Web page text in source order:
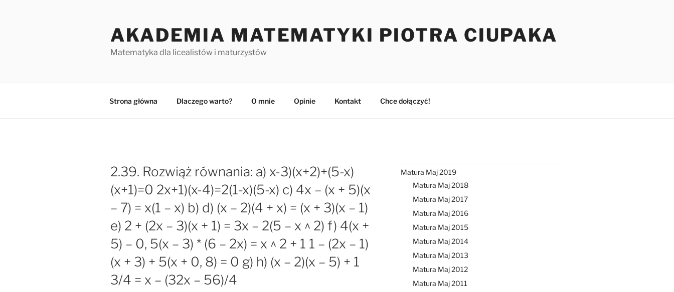
AKADEMIA MATEMATYKI PIOTRA CIUPAKA
Matematyka dla licealistów i maturzystów
Strona główna Dlaczego warto? O mnie Opinie Kontakt Chce dołączyć!
2.39. Rozwiąż równania: a) x-3)(x+2)+(5-x)
(x+1)=0 2x+1)(x-4)=2(1-x)(5-x) c) 4x – (x + 5)(x
– 7) = x(1 – x) b) d) (x – 2)(4 + x) = (x + 3)(x – 1)
e) 2 + (2x – 3)(x + 1) = 3x – 2(5 – x ^ 2) f) 4(x +
5) – 0, 5(x – 3) * (6 – 2x) = x ^ 2 + 1 1 – (2x – 1)
(x + 3) + 5(x + 0, 8) = 0 g) h) (x – 2)(x – 5) + 1
3/4 = x – (32x – 56)/4
Matura Maj 2019
Matura Maj 2018
Matura Maj 2017
Matura Maj 2016
Matura Maj 2015
Matura Maj 2014
Matura Maj 2013
Matura Maj 2012
Matura Maj 2011